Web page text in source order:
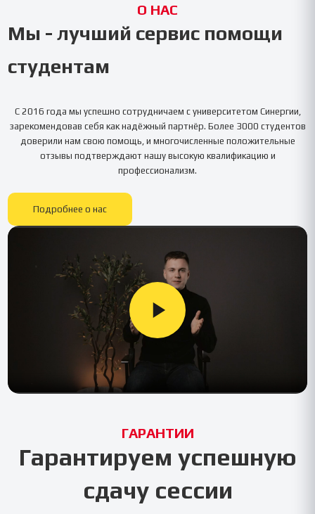
О НАС
Мы - лучший сервис помощи
студентам
С 2016 года мы успешно сотрудничаем с университетом Синергии
зарекомендовав себя как надёжный партнёр. Более 3000 студентов
доверили нам свою помощь, и многочисленные положительные
отзывы подтверждают нашу высокую квалификацию и
профессионализм.
Подробнее о нас
ГАРАНТИИ
Гарантируем успешную
сдачу сессии